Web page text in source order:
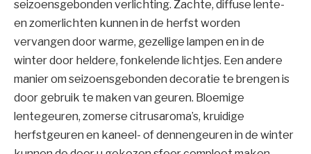
seizoensgebonden verlichting. Zachte, diffuse lente-
en zomerlichten kunnen in de herfst worden
vervangen door warme, gezellige lampen en in de
winter door heldere, fonkelende lichtjes. Een andere
manier om seizoensgebonden decoratie te brengen is
door gebruik te maken van geuren. Bloemige
lentegeuren, zomerse citrusaroma’s, kruidige
herfstgeuren en kaneel- of dennengeuren in de winter